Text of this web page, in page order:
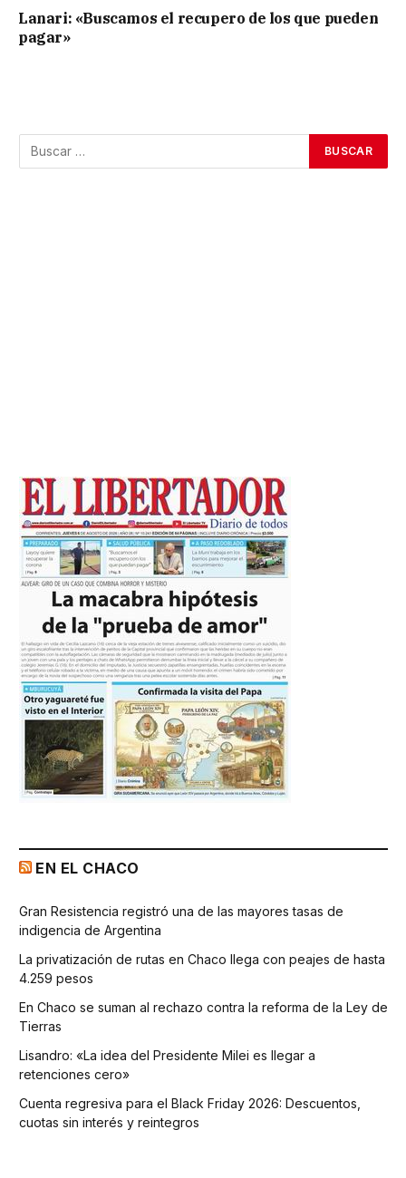
Lanari: «Buscamos el recupero de los que pueden
pagar»
EN EL CHACO
Gran Resistencia registró una de las mayores tasas de
indigencia de Argentina
La privatización de rutas en Chaco llega con peajes de hasta
4.259 pesos
En Chaco se suman al rechazo contra la reforma de la Ley de
Tierras
Lisandro: «La idea del Presidente Milei es llegar a
retenciones cero»
Cuenta regresiva para el Black Friday 2026: Descuentos,
cuotas sin interés y reintegros